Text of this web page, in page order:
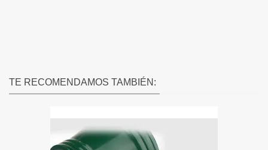
TE RECOMENDAMOS TAMBIÉN: